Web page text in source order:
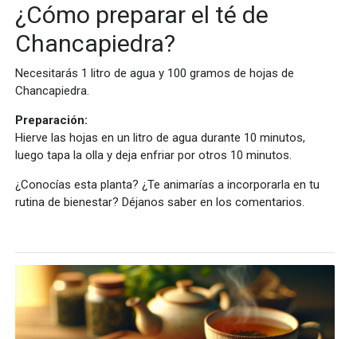
¿Cómo preparar el té de
Chancapiedra?
Necesitarás 1 litro de agua y 100 gramos de hojas de
Chancapiedra.
Preparación:
Hierve las hojas en un litro de agua durante 10 minutos,
luego tapa la olla y deja enfriar por otros 10 minutos.
¿Conocías esta planta? ¿Te animarías a incorporarla en tu
rutina de bienestar? Déjanos saber en los comentarios.